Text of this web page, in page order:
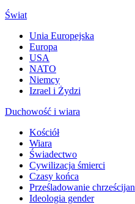
Świat
Unia Europejska
Europa
USA
NATO
Niemcy
Izrael i Żydzi
Duchowość i wiara
Kościół
Wiara
Świadectwo
Cywilizacja śmierci
Czasy końca
Prześladowanie chrześcijan
Ideologia gender